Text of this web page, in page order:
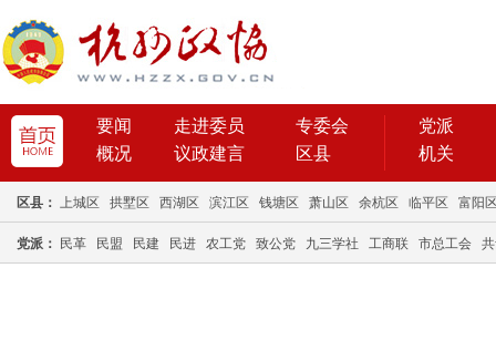
要闻 走进委员
专委会
概况
议政建言 区县
党派
机关
区县： 上城区 拱墅区 西湖区 滨江区 钱塘区 萧山区 余杭区 临平区 富阳
党派： 民革 民盟 民建 民进 农工党 致公党 九三学社 工商联 市总工会